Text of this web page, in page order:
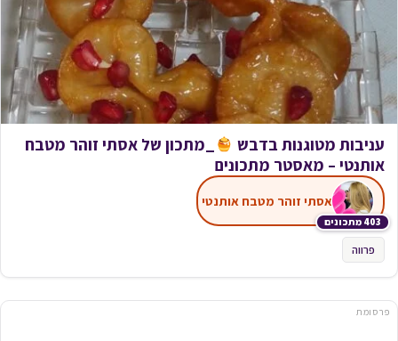
עניבות מטוגנות בדבש
_מתכון של אסתי זוהר מטבח
אותנטי – מאסטר מתכונים
403 מתכונים
אסתי זוהר מטבח אותנטי
פרווה
פרסומת